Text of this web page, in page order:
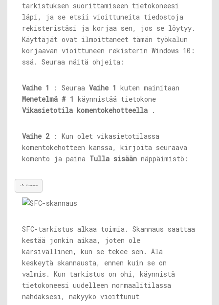
tarkistuksen suorittamiseen tietokoneesi
läpi, ja se etsii vioittuneita tiedostoja
rekisteristäsi ja korjaa sen, jos se löytyy.
Käyttäjät ovat ilmoittaneet tämän työkalun
korjaavan vioittuneen rekisterin Windows 10:
ssä. Seuraa näitä ohjeita:
Vaihe 1 : Seuraa Vaihe 1 kuten mainitaan
Menetelmä # 1 käynnistää tietokone
Vikasietotila komentokehotteella .
Vaihe 2: Kun olet vikasietotilassa
komentokehotteen kanssa, kirjoita seuraava
komento ja paina Tulla sisään näppäimistö:
sfc /scannow
SFC-tarkistus alkaa toimia. Skannaus saattaa
kestää jonkin aikaa, joten ole
kärsivällinen, kun se tekee sen. Älä
keskeytä skannausta, ennen kuin se on
valmis. Kun tarkistus on ohi, käynnistä
tietokoneesi uudelleen normaalitilassa
nähdäksesi, näkyykö vioittunut